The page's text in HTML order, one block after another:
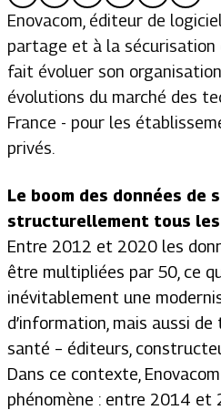
Enovacom, éditeur de
partage et à la sécurisation
fait évoluer son
évolutions du marché des
France - pour les
privés.
Le boom des données de
structurellement tous
Entre 2012 et 2020 les
être multipliées par 50, ce
inévitablement une
d’information, mais aussi
santé – éditeurs,
Dans ce contexte,
phénomène : entre 2014 et